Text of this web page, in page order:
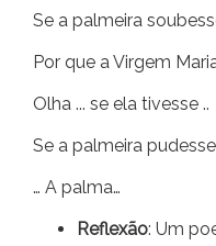
Se a palmeira
Por que a Virgem
Olha ... se ela tivesse ..
Se a palmeira pudesse
… A palma…
Reflexão: Um